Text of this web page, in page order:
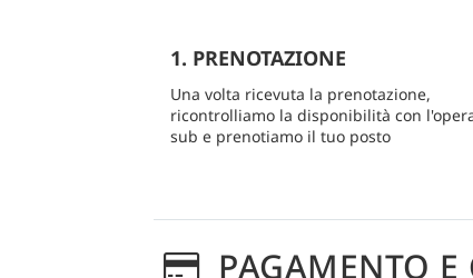
1. PRENOTAZIONE
Una volta ricevuta la prenotazione,
ricontrolliamo la disponibilità con
sub e prenotiamo il tuo posto
PAGAMENTO